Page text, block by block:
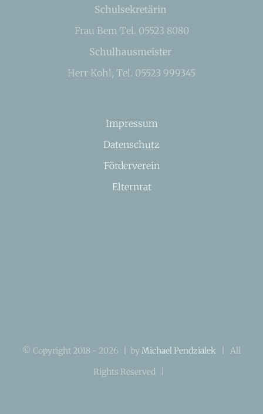
Schulsekretärin
Frau Bem Tel. 05523 8080
Schulhausmeister
Herr Kohl, Tel. 05523 999345
Impressum
Datenschutz
Förderverein
Elternrat
© Copyright 2018 - 2026 | byMichael Pendzialek | All
Rights Reserved |